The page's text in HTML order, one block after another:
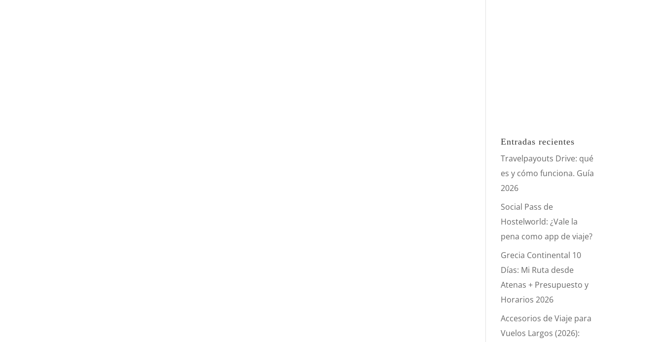
Entradas recientes
Travelpayouts Drive: qué
es y cómo funciona. Guía
2026
Social Pass de
Hostelworld: ¿Vale la
pena como app de viaje?
Grecia Continental 10
Días: Mi Ruta desde
Atenas + Presupuesto y
Horarios 2026
Accesorios de Viaje para
Vuelos Largos (2026):